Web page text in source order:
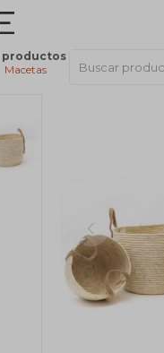
productos
Macetas